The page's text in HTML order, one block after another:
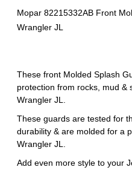
Mopar 82215332AB Front
Wrangler JL
These front Molded Splash
protection from rocks, mud &
Wrangler JL.
These guards are tested for
durability & are molded for a
Wrangler JL.
Add even more style to your